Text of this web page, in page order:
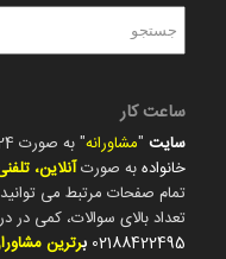
ساعت کار
سایت"مشاورانه" به صورت 24 ساعته در زمینه های
خانوادهبه صورتآنلاین،
تمام صفحات مرتبط می
تعداد بالای سوالات، کمی در
02188422495 برترین